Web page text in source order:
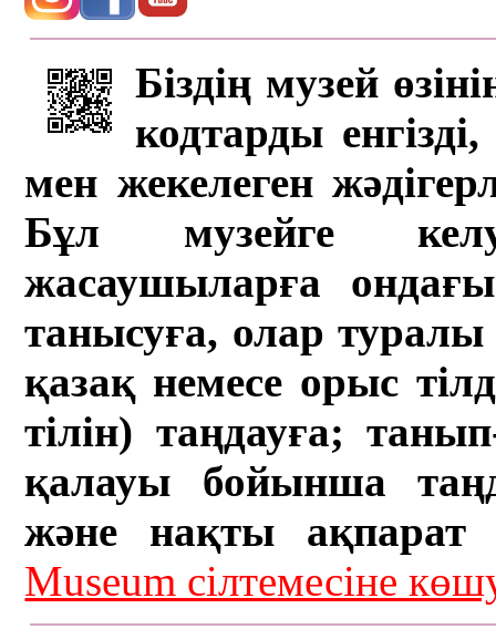
Біздің музей
кодтарды
мен жекелеген
Бұл музейге
жасаушыларға
танысуға, олар туралы
қазақ немесе орыс
тілін) таңдауға;
қалауы бойынша
және нақты ақпарат
Museum сілтемесіне